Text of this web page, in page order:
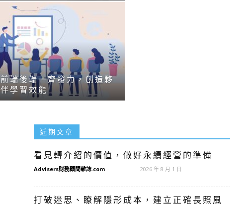
前端後端一齊發力，創造夥
伴學習效能
近期文章
看見轉介紹的價值，做好永續經營的準備
Advisers財務顧問雜誌.com - 2026 年 8 月 1 日
打破迷思、瞭解隱形成本，建立正確長照風